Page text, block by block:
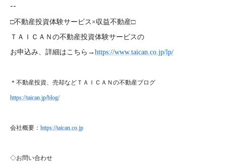
--
□不動産投資体験サービス×収益不動産□
ＴＡＩＣＡＮの不動産投資体験サービスの
お申込み、詳細はこちら→ https://www.taican.co.jp/lp/
＊不動産投資、売却などＴＡＩＣＡＮの不動産ブログ
https://taican.jp/blog/
会社概要： https://taican.co.jp
◇お問い合わせ